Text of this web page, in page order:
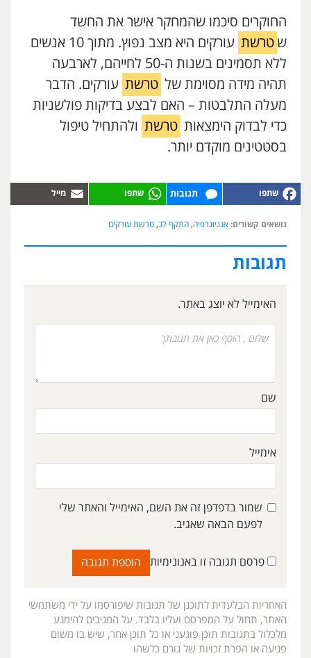
החוקרים סיכמו שהמחקר אישר את החשד
ש טרשת
עורקים היא מצב נפוץ. מתוך 10 אנשים
ללא תסמינים בשנות ה-50 לחייהם, לארבעה
תהיה מידה מסוימת של טרשת עורקים. הדבר
מעלה התלבטות – האם לבצע בדיקות פולשניות
כדי לבדוק הימצאות טרשת ולהתחיל טיפול
בסטטינים מוקדם יותר.
תגובות
נושאים קשורים: אנגיוגרפיה, התקף לב, טרשת עורקים
תגובות
האימייל לא יוצג באתר.
שם
אימייל
שמור בדפדפן זה את השם, האימייל והאתר שלי
לפעם הבאה שאגיב.
פרסם תגובה זו באנונימיות
האחריות הבלעדית לתוכנן של תגובות שיפורסמו על ידי משתמשי
האתר, תחול על המפרסם ועליו בלבד. על המגיבים להימנע
מלכלול בתגובות תוכן פוגעני או כל תוכן אחר, שיש בו משום
פגיעה או הפרת זכויות של גורם כלשהו